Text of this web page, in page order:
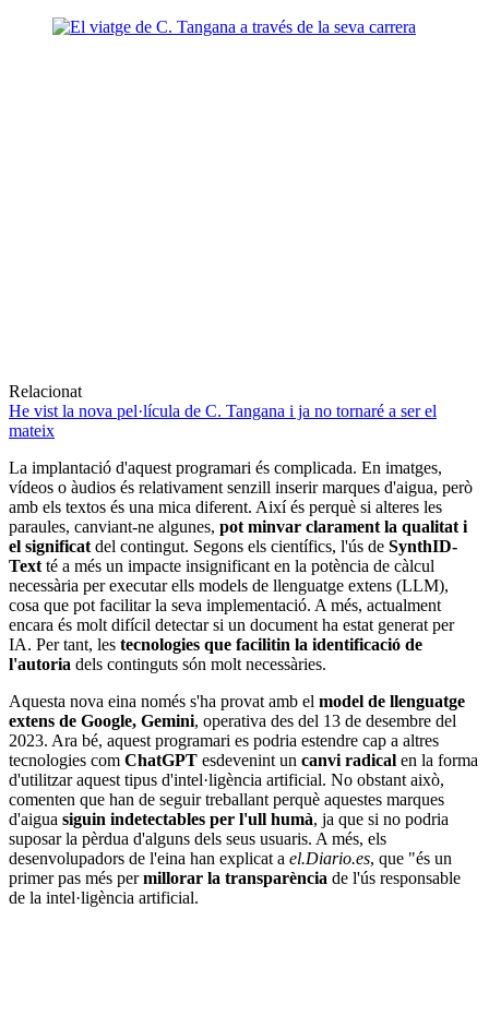
Relacionat
He vist la nova pel·lícula de C. Tangana i ja no tornaré a ser el
mateix
La implantació d'aquest programari és complicada. En imatges,
vídeos o àudios és relativament senzill inserir marques d'aigua, però
amb els textos és una mica diferent. Així és perquè si alteres les
paraules, canviant-ne algunes, pot minvar clarament la qualitat i
el significat del contingut. Segons els científics, l'ús de SynthID-
Text té a més un impacte insignificant en la potència de càlcul
necessària per executar ells models de llenguatge extens (LLM),
cosa que pot facilitar la seva implementació. A més, actualment
encara és molt difícil detectar si un document ha estat generat per
IA. Per tant, les tecnologies que facilitin la identificació de
l'autoria dels continguts són molt necessàries.
Aquesta nova eina només s'ha provat amb el model de llenguatge
extens de Google, Gemini, operativa des del 13 de desembre del
2023. Ara bé, aquest programari es podria estendre cap a altres
tecnologies com ChatGPT esdevenint un canvi radical en la forma
d'utilitzar aquest tipus d'intel·ligència artificial. No obstant això,
comenten que han de seguir treballant perquè aquestes marques
d'aigua siguin indetectables per l'ull humà, ja que si no podria
suposar la pèrdua d'alguns dels seus usuaris. A més, els
desenvolupadors de l'eina han explicat a el.Diario.es, que "és un
primer pas més permillorar la transparència de l'ús responsable
de la intel·ligència artificial.